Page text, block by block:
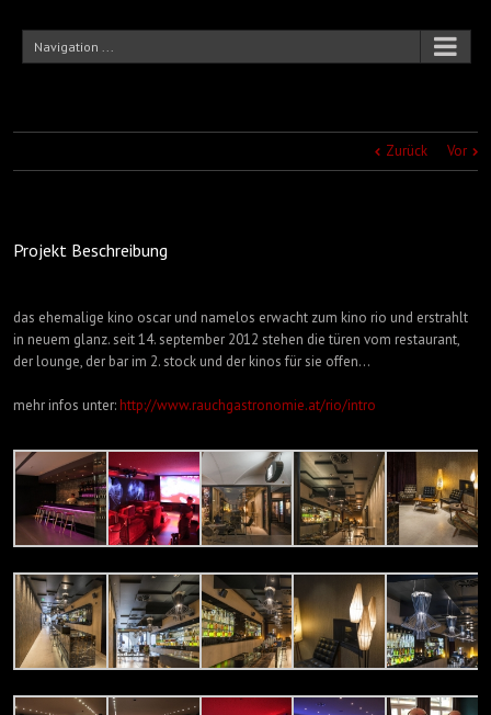
Navigation ...
Zurück Vor
Projekt Beschreibung
das ehemalige kino oscar und namelos erwacht zum kino rio und erstrahlt
in neuem glanz. seit 14. september 2012 stehen die türen vom restaurant,
der lounge, der bar im 2. stock und der kinos für sie offen…
mehr infos unter: http://www.rauchgastronomie.at/rio/intro